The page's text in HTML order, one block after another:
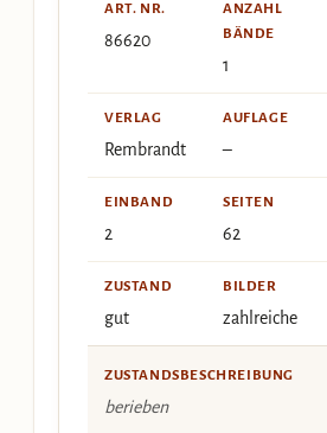
ART. NR.
86620
ANZAHL
BÄNDE
1
VERLAG
Rembrandt
AUFLAGE
–
EINBAND
2
SEITEN
62
ZUSTAND
gut
BILDER
zahlreiche
ZUSTANDSBESCHREIBUNG
berieben